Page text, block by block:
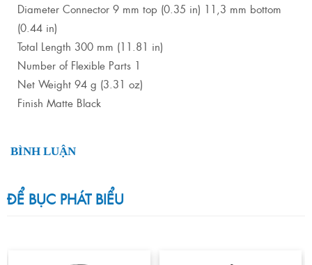
Diameter Connector 9 mm top (0.35 in) 11,3 mm bottom
(0.44 in)
Total Length 300 mm (11.81 in)
Number of Flexible Parts 1
Net Weight 94 g (3.31 oz)
Finish Matte Black
BÌNH LUẬN
ĐỂ BỤC PHÁT BIỂU